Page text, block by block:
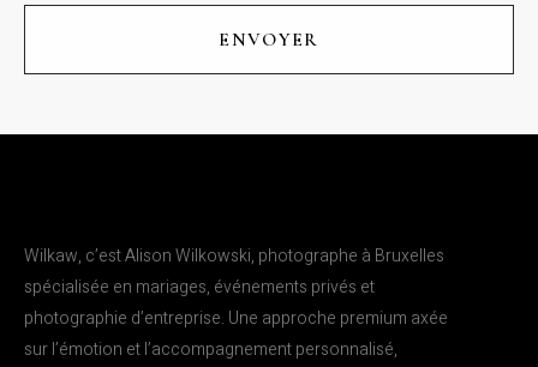
ENVOYER
Wilkaw, c’est Alison Wilkowski, photographe à Bruxelles
spécialisée en mariages, événements privés et
photographie d’entreprise. Une approche premium axée
sur l’émotion et l’accompagnement personnalisé,